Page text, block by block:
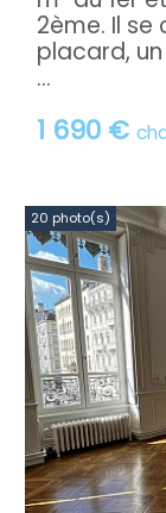
1 690 €
2ème. Il
placard,
...
20 photo(s)